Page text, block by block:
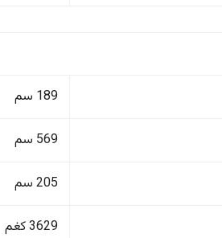
189 سم
569 سم
205 سم
3629 كغم